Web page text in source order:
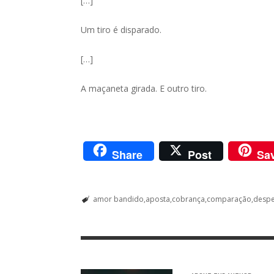
Um tiro é disparado.
[…]
A maçaneta girada. E outro tiro.
Share Post
amor bandido aposta cobrança comparação